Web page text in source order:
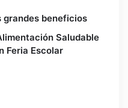
grandes beneficios
Saludable
Feria Escolar